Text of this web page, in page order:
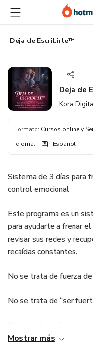
principal
página
de
página
Deja de Escribirle™
Deja de
Kora
Formato: Cursos online y
Idioma: Español
Sistema de 3 días para
control emocional
Este programa es un
para ayudarte a frenar
revisar sus redes y
recaídas constantes.
No se trata de fuerza
No se trata de “ser
Mostrar más